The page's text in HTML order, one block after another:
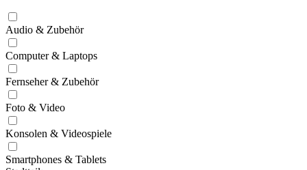
Audio & Zubehör
Computer & Laptops
Fernseher & Zubehör
Foto & Video
Konsolen & Videospiele
Smartphones & Tablets